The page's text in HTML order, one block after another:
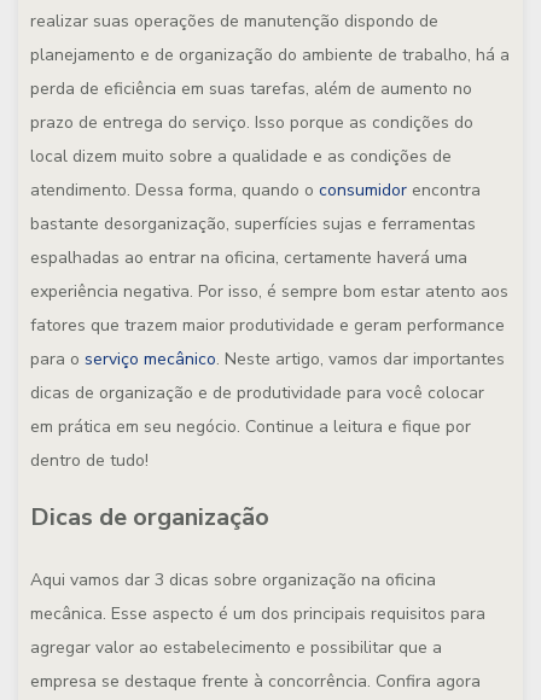
realizar suas operações de manutenção dispondo de
planejamento e de organização do ambiente de trabalho, há a
perda de eficiência em suas tarefas, além de aumento no
prazo de entrega do serviço. Isso porque as condições do
local dizem muito sobre a qualidade e as condições de
atendimento. Dessa forma, quando o consumidor encontra
bastante desorganização, superfícies sujas e ferramentas
espalhadas ao entrar na oficina, certamente haverá uma
experiência negativa. Por isso, é sempre bom estar atento aos
fatores que trazem maior produtividade e geram performance
para o serviço mecânico. Neste artigo, vamos dar importantes
dicas de organização e de produtividade para você colocar
em prática em seu negócio. Continue a leitura e fique por
dentro de tudo!
Dicas de organização
Aqui vamos dar 3 dicas sobre organização na oficina
mecânica. Esse aspecto é um dos principais requisitos para
agregar valor ao estabelecimento e possibilitar que a
empresa se destaque frente à concorrência. Confira agora